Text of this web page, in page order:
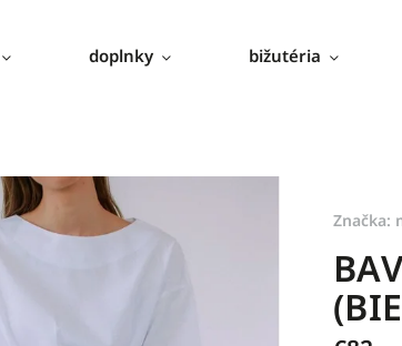
doplnky bižutéria
Značka: